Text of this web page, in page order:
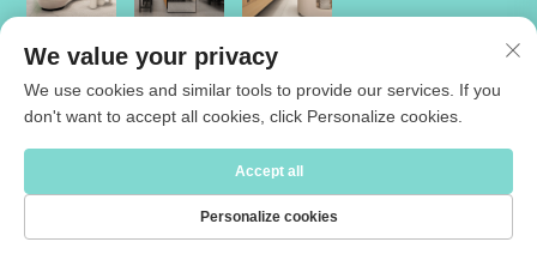
Copyright © 2026 Jiangsu Cartmay Industrial Co.,Ltd. Alle rettigheter
Om oss Kontakt Oss
We value your privacy
We use cookies and similar tools to provide our services. If you
don't want to accept all cookies, click Personalize cookies.
Personalize cookies
Accept all